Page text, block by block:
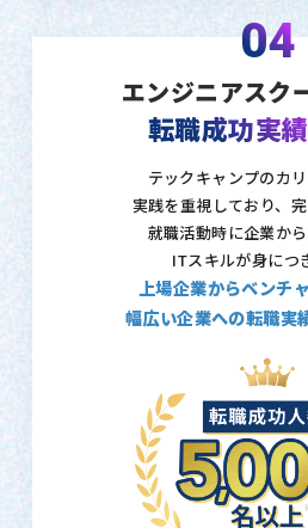
04
エンジニアスク
転職成功実
テックキャンプのカ
実践を重視しており、
就職活動時に企業か
ITスキルが身につ
上場企業からベンチ
幅広い企業への転職実